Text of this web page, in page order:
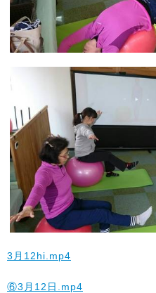
3月12hi.mp4
⑥3月12日.mp4